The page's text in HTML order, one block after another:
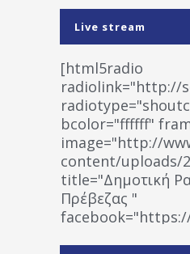
Live stream
[html5radio
radiolink="http://
bcolor="ffffff"
image="http://
content/uploads/
title="Δημοτική
Πρέβεζας "
facebook="https://